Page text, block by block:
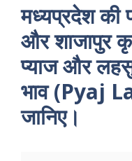
मध्यप्रदेश की
और शाजापुर
प्याज और
भाव (Pyaj
जानिए।